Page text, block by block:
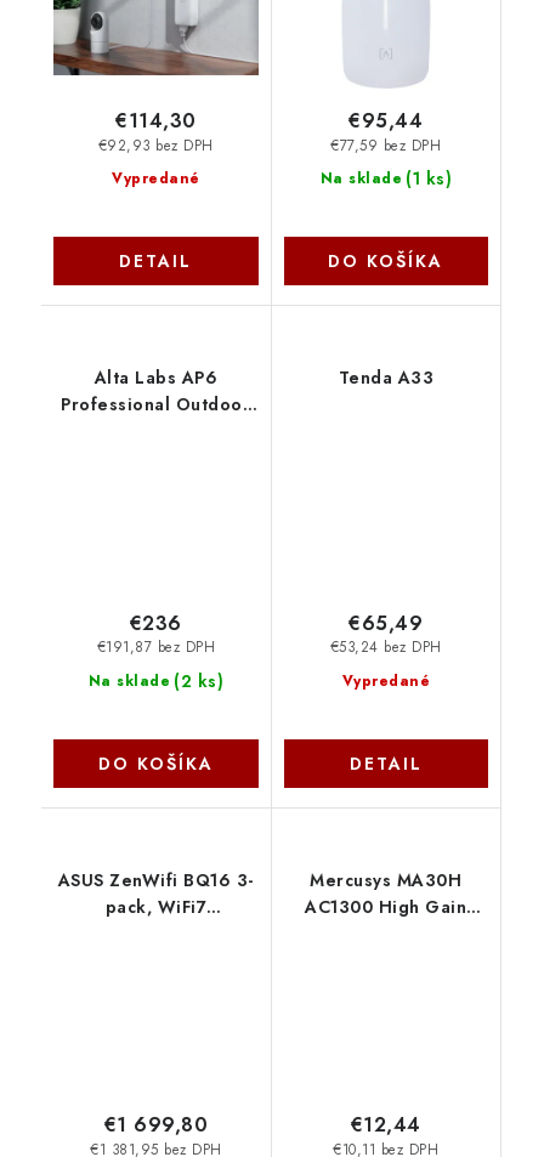
Vypredané
€92,93 bez DPH
€114,30
DETAIL
Na sklade (1 ks)
€77,59 bez DPH
€95,44
DO KOŠÍKA
Alta Labs AP6
Professional Outdoor
Na sklade (2 ks)
€191,87 bez DPH
€236
DO KOŠÍKA
Tenda A33
Vypredané
€53,24 bez DPH
€65,49
DETAIL
ASUS ZenWifi BQ16 3-
pack, WiFi7
€1 381,95 bez DPH
€1 699,80
Mercusys MA30H
AC1300 High Gain
€10,11 bez DPH
€12,44